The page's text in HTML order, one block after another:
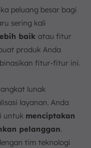
peluang besar bagi
sering kali
baik atau fitur
produk Anda
fitur-fitur ini.
lunak
layanan. Anda
untuk menciptakan
pelanggan.
tim teknologi